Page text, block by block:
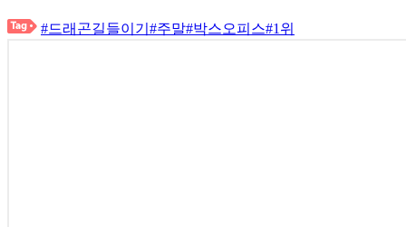
#드래곤길들이기 #주말#박스오피스#1위